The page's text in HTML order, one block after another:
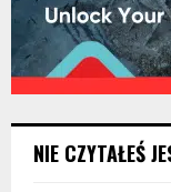
NIE CZYTAŁEŚ